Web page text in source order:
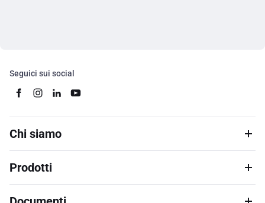
Seguici sui social
Chi siamo
Prodotti